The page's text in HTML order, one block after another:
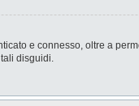
e connesso, oltre a
disguidi.